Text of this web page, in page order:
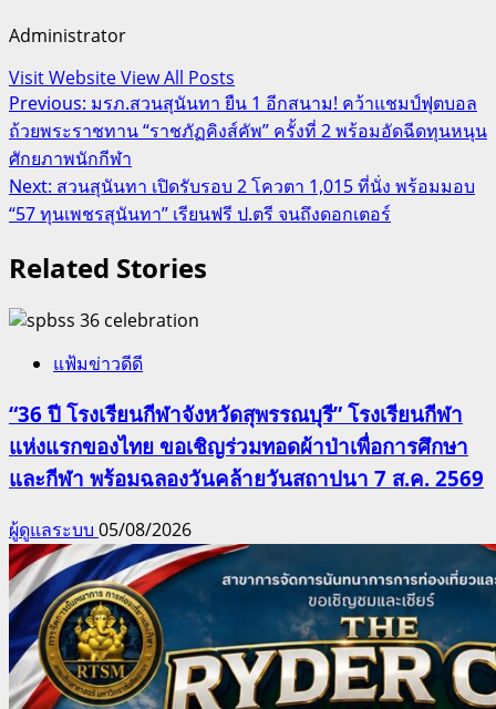
Administrator
Visit WebsiteView All Posts
Post
navigation
Previous: มรภ.สวนสุนันทา ยืน 1 อีกสนาม! คว้าแชมป์ฟุตบอล
ถ้วยพระราชทาน “ราชภัฏคิงส์คัพ” ครั้งที่ 2 พร้อมอัดฉีดทุนหนุน
ศักยภาพนักกีฬา
Next: สวนสุนันทา เปิดรับรอบ 2 โควตา 1,015 ที่นั่ง พร้อมมอบ
“57 ทุนเพชรสุนันทา” เรียนฟรี ป.ตรี จนถึงดอกเตอร์
Related Stories
แฟ้มข่าวดีดี
“36 ปี โรงเรียนกีฬาจังหวัดสุพรรณบุรี” โรงเรียนกีฬา
แห่งแรกของไทย ขอเชิญร่วมทอดผ้าป่าเพื่อการศึกษา
และกีฬา พร้อมฉลองวันคล้ายวันสถาปนา 7 ส.ค. 2569
ผู้ดูแลระบบ 05/08/2026